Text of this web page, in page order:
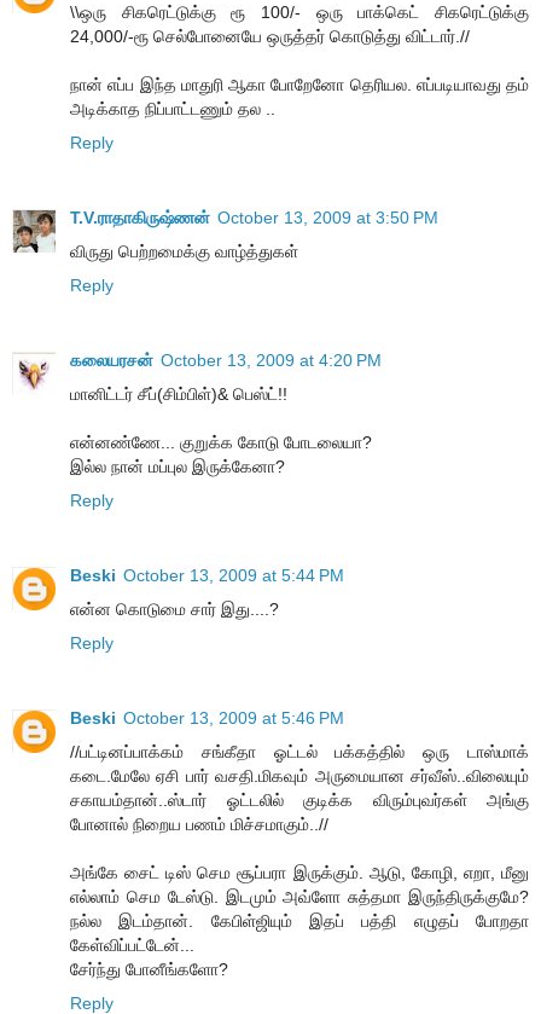
\\ஒரு சிகரெட்டுக்கு ரூ 100/- ஒரு பாக்கெட் சிகரெட்டுக்கு
24,000/-ரூ செல்போனையே ஒருத்தர் கொடுத்து விட்டார்.//
நான் எப்ப இந்த மாதுரி ஆகா போறேனோ தெரியல. எப்படியாவது தம்
அடிக்காத நிப்பாட்டணும் தல ..
Reply
T.V.ராதாகிருஷ்ணன் October 13, 2009 at 3:50 PM
விருது பெற்றமைக்கு வாழ்த்துகள்
Reply
கலையரசன் October 13, 2009 at 4:20 PM
மானிட்டர் சீப்(சிம்பிள்)& பெஸ்ட்!!
என்னண்ணே... குறுக்க கோடு போடலையா?
இல்ல நான் மப்புல இருக்கேனா?
Reply
Beski October 13, 2009 at 5:44 PM
என்ன கொடுமை சார் இது....?
Reply
Beski October 13, 2009 at 5:46 PM
//பட்டினப்பாக்கம் சங்கீதா ஓட்டல் பக்கத்தில் ஒரு டாஸ்மாக்
கடை.மேலே ஏசி பார் வசதி.மிகவும் அருமையான சர்வீஸ்..விலையும்
சகாயம்தான்..ஸ்டார் ஓட்டலில் குடிக்க விரும்புவர்கள் அங்கு
போனால் நிறைய பணம் மிச்சமாகும்..//
அங்கே சைட் டிஸ் செம சூப்பரா இருக்கும். ஆடு, கோழி, எறா, மீனு
எல்லாம் செம டேஸ்டு. இடமும் அவ்ளோ சுத்தமா இருந்திருக்குமே?
நல்ல இடம்தான். கேபிள்ஜியும் இதப் பத்தி எழுதப் போறதா
கேள்விப்பட்டேன்...
சேர்ந்து போனீங்களோ?
Reply